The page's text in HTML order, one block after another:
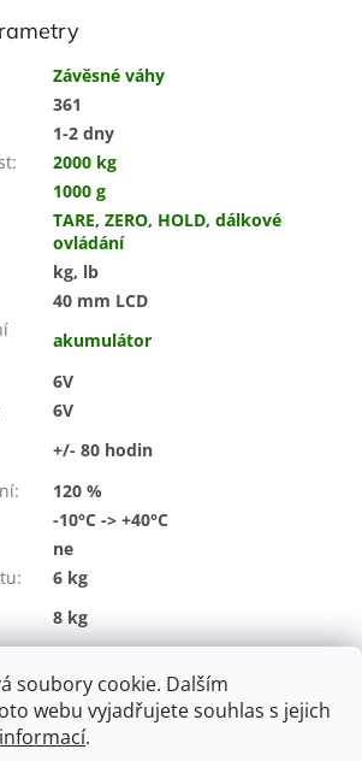
soubory cookie. Dalším
webu vyjadřujete souhlas s jejich
.
Závěsné váhy
361
1-2 dny
:
2000 kg
1000 g
TARE, ZERO, HOLD, dálkové
ovládání
kg, lb
40 mm LCD
akumulátor
6V
6V
+/- 80 hodin
:
120 %
-10°C -> +40°C
ne
:
6 kg
8 kg
08594219562074